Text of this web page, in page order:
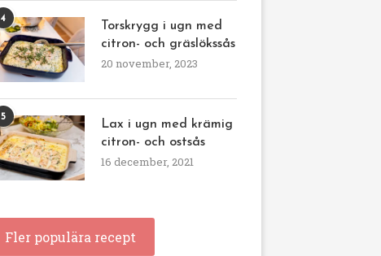
4
Torskrygg i ugn med
citron- och gräslökssås
20 november, 2023
5
Lax i ugn med krämig
citron- och ostsås
16 december, 2021
Fler populära recept